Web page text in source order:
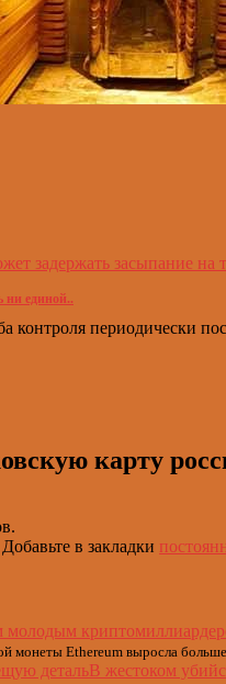
задержать засыпание на
ни единой..
контроля периодически
карту
Добавьте в закладки
монеты Ethereum выросла
В жестоком